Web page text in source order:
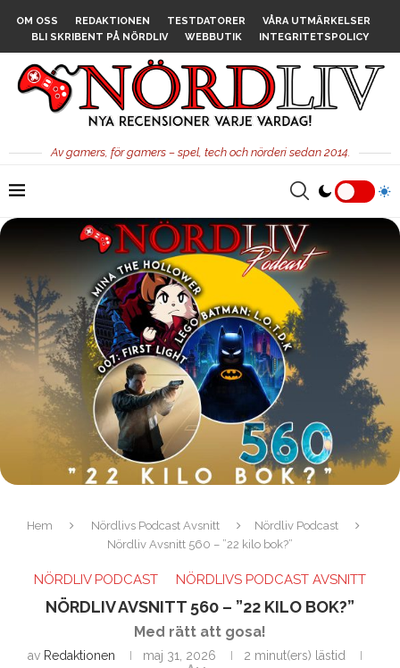
OM OSS REDAKTIONEN TESTDATORER
VÅRA UTMÄRKELSER
BLI SKRIBENT PÅ NÖRDLIV
WEBBUTIK INTEGRITETSPOLICY
Av gamers, för gamers – spel, tech och nörderi sedan 2014.
Hem Nördlivs Podcast Avsnitt
Nördliv Podcast
Nördliv Avsnitt 560 – ”22 kilo bok?”
NÖRDLIV PODCAST NÖRDLIVS PODCAST AVSNITT
NÖRDLIV AVSNITT 560 – ”22 KILO BOK?”
Med rätt att gosa!
av Redaktionen maj 31, 2026
2 minut(ers) lästid